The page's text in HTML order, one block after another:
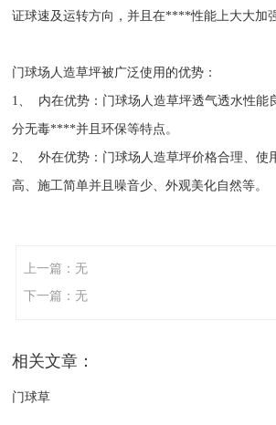
证球速及运转方向，并且在****性能上大大加
门球场人造草坪被广泛使用的优势：
1、 内在优势：门球场人造草坪透气透水性能
分无毒****并且环保等特点。
2、 外在优势：门球场人造草坪价格合理、使
高、施工简单并且噪音少、外观美化自然等。
上一篇：无
下一篇：无
相关文章：
门球草